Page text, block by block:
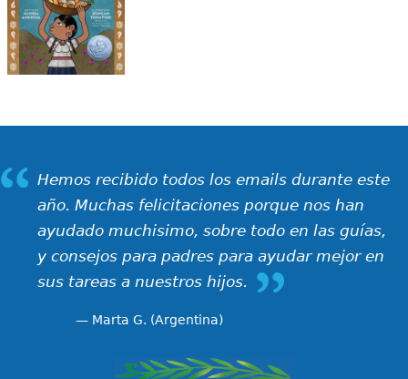
Hemos recibido todos los emails durante este
año. Muchas felicitaciones porque nos han
ayudado muchisimo, sobre todo en las guías,
y consejos para padres para ayudar mejor en
sus tareas a nuestros hijos.
Marta G. (Argentina)